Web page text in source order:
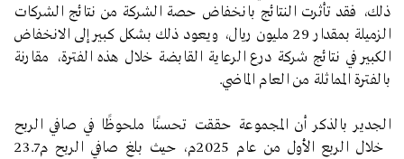
ذلك، فقد تأثرت النتائج بانخفاض حصة الشركة من نتائج الشركات
الزميلة بمقدار 29 مليون ريال، ويعود ذلك بشكل كبير إلى الانخفاض
الكبير في نتائج شركة درع الرعاية القابضة خلال هذه الفترة، مقارنة
بالفترة المماثلة من العام الماضي.
الجدير بالذكر أن المجموعة حققت تحسنًا ملحوظًا في صافي الربح
خلال الربع الأول من عام 2025م، حيث بلغ صافي الربح م23.7